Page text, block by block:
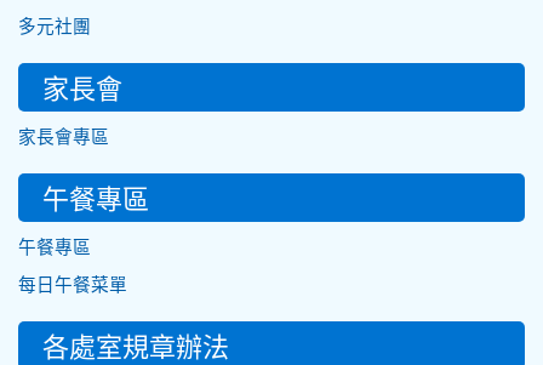
多元社團
家長會
家長會專區
午餐專區
午餐專區
每日午餐菜單
各處室規章辦法